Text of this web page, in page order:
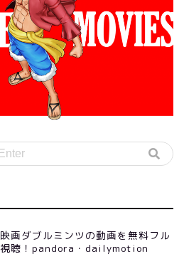
映画ダブルミンツの動画を無料フル
視聴！pandora・dailymotion